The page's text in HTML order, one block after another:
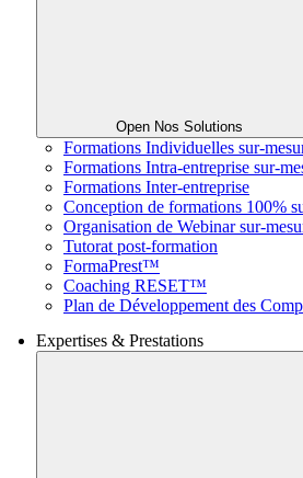
Open Nos Solutions
Formations Individuelles sur-
Formations Intra-entreprise sur-
Formations Inter-entreprise
Conception de formations 100%
Organisation de Webinar sur-
Tutorat post-formation
FormaPrest™
Coaching RESET™
Plan de Développement des
Expertises & Prestations